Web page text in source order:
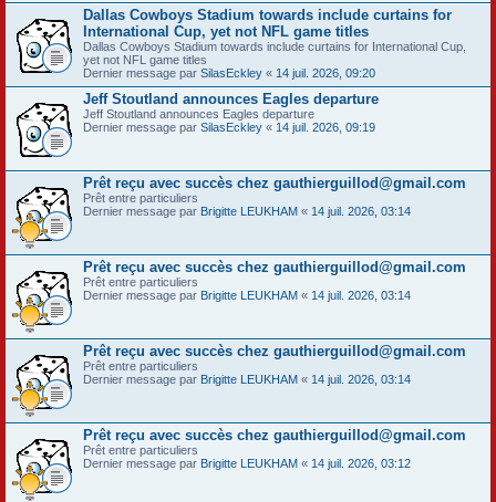
Dallas Cowboys Stadium towards include curtains for
International Cup, yet not NFL game titles
Dallas Cowboys Stadium towards include curtains for International Cup,
yet not NFL game titles
Dernier message par SilasEckley « 14 juil. 2026, 09:20
Jeff Stoutland announces Eagles departure
Jeff Stoutland announces Eagles departure
Dernier message par SilasEckley « 14 juil. 2026, 09:19
Prêt reçu avec succès chez gauthierguillod@gmail.com
Prêt entre particuliers
Dernier message par Brigitte LEUKHAM « 14 juil. 2026, 03:14
Prêt reçu avec succès chez gauthierguillod@gmail.com
Prêt entre particuliers
Dernier message par Brigitte LEUKHAM « 14 juil. 2026, 03:14
Prêt reçu avec succès chez gauthierguillod@gmail.com
Prêt entre particuliers
Dernier message par Brigitte LEUKHAM « 14 juil. 2026, 03:14
Prêt reçu avec succès chez gauthierguillod@gmail.com
Prêt entre particuliers
Dernier message par Brigitte LEUKHAM « 14 juil. 2026, 03:12